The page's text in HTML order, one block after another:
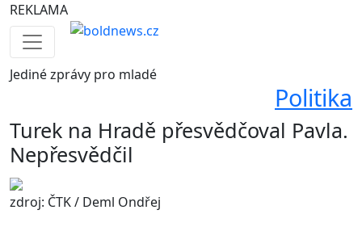
REKLAMA
Jedinézprávy pro mladé
Politika
Turek na Hradě přesvědčoval Pavla.
Nepřesvědčil
zdroj: ČTK / Deml Ondřej